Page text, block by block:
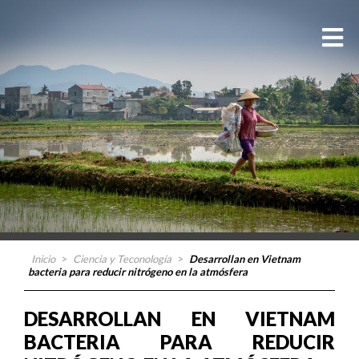
Inicio > Ciencia y Teconología > Desarrollan en Vietnam
bacteria para reducir nitrógeno en la atmósfera
DESARROLLAN EN VIETNAM
BACTERIA PARA REDUCIR